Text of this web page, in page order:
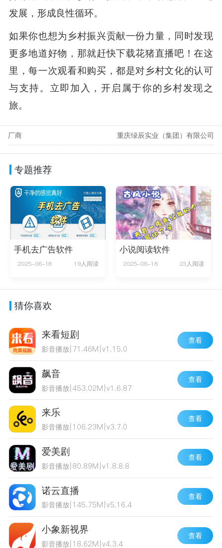
发展，形成良性循环。
如果你也想为乡村振兴贡献一份力量，同时发现
更多地道好物，那就赶快下载花猪直播吧！在这
里，每一次观看和购买，都是对乡村文化的认可
与支持。立即加入，开启属于你的乡村发现之
旅。
厂商 重庆绿辰实业（集团）有限公司
专题推荐
手机去广告软件
2025-06-18 19人阅读
小说阅读软件
2025-06-16 23人阅读
猜你喜欢
来看短剧
影音播放 71.46M v1.15.0
查看
飙音
影音播放 453.02M v1.6.87
查看
来乐
影音播放 106.23M v3.7.0
查看
爱美剧
影音播放 80.89M v1.8.8.8
查看
诺云直播
影音播放 145.75M v5.16.4
查看
小象新视界
影音播放 18.62M v4.3.4
查看